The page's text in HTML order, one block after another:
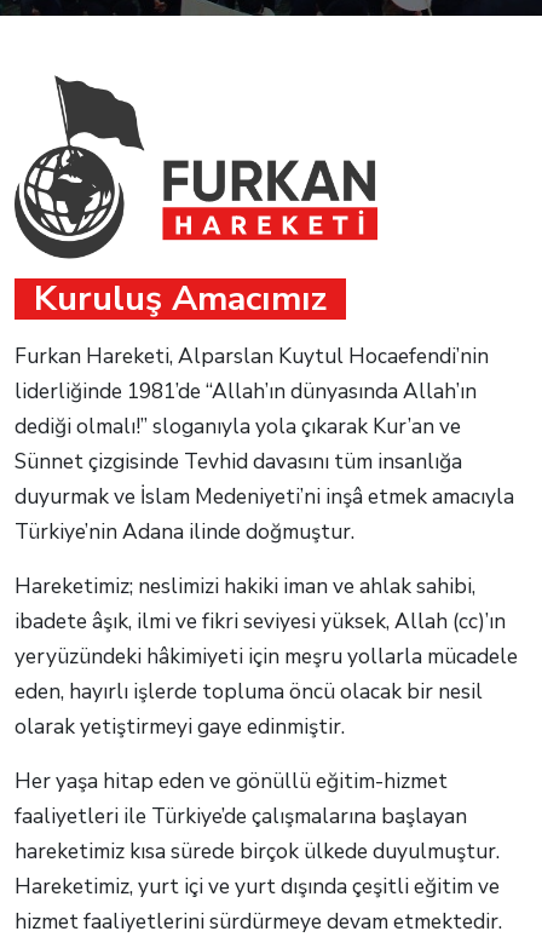
Kuruluş Amacımız
Furkan Hareketi, Alparslan Kuytul Hocaefendi’nin
liderliğinde 1981’de “Allah’ın dünyasında Allah’ın
dediği olmalı!” sloganıyla yola çıkarak Kur’an ve
Sünnet çizgisinde Tevhid davasını tüm insanlığa
duyurmak ve İslam Medeniyeti’ni inşâ etmek amacıyla
Türkiye’nin Adana ilinde doğmuştur.
Hareketimiz; neslimizi hakiki iman ve ahlak sahibi,
ibadete âşık, ilmi ve fikri seviyesi yüksek, Allah (cc)’ın
yeryüzündeki hâkimiyeti için meşru yollarla mücadele
eden, hayırlı işlerde topluma öncü olacak bir nesil
olarak yetiştirmeyi gaye edinmiştir.
Her yaşa hitap eden ve gönüllü eğitim-hizmet
faaliyetleri ile Türkiye’de çalışmalarına başlayan
hareketimiz kısa sürede birçok ülkede duyulmuştur.
Hareketimiz, yurt içi ve yurt dışında çeşitli eğitim ve
hizmet faaliyetlerini sürdürmeye devam etmektedir.